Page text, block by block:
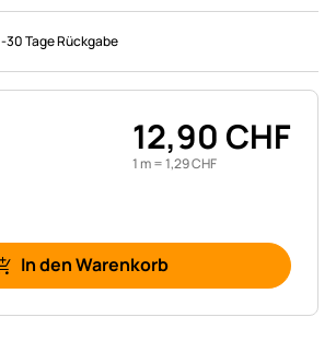
-30 Tage Rückgabe
12,90 CHF
1 m =1,29CHF
In den Warenkorb